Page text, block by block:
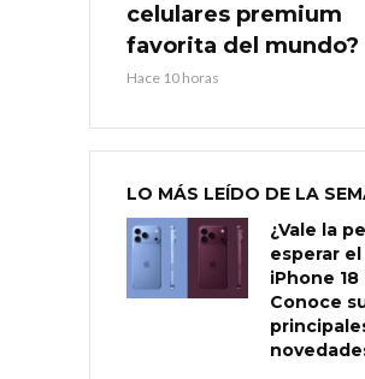
celulares premium
favorita del mundo?
Hace 10 horas
LO MÁS LEÍDO DE LA
¿Vale la
esperar el
iPhone 18
Conoce